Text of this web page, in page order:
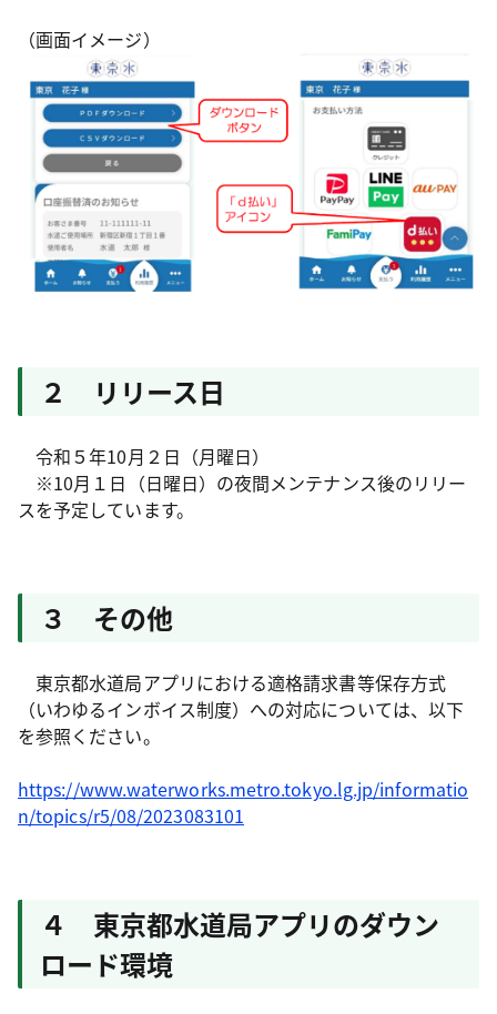
（画面イメージ）
２ リリース日
令和５年10月２日（月曜日）
※10月１日（日曜日）の夜間メンテナンス後のリリー
スを予定しています。
３ その他
東京都水道局アプリにおける適格請求書等保存方式
（いわゆるインボイス制度）への対応については、以下
を参照ください。
https://www.waterworks.metro.tokyo.lg.jp/informatio
n/topics/r5/08/2023083101
４ 東京都水道局アプリのダウン
ロード環境